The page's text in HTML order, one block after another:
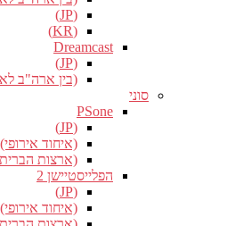
(JP)
(KR)
Dreamcast
(JP)
(בין ארה"ב
סוני
PSone
(JP)
(איחוד אירופי)
(ארצות
הפלייסטיישן 2
(JP)
(איחוד אירופי)